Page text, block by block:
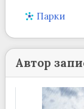
Парки
Автор